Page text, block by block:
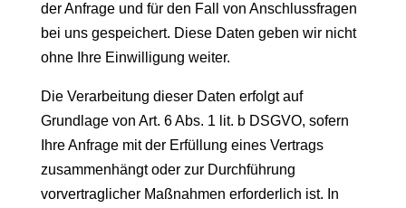
der Anfrage und für den Fall von Anschlussfragen
bei uns gespeichert. Diese Daten geben wir nicht
ohne Ihre Einwilligung weiter.
Die Verarbeitung dieser Daten erfolgt auf
Grundlage von Art. 6 Abs. 1 lit. b DSGVO, sofern
Ihre Anfrage mit der Erfüllung eines Vertrags
zusammenhängt oder zur Durchführung
vorvertraglicher Maßnahmen erforderlich ist. In